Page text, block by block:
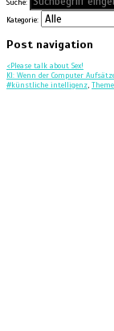
Suche:
Kategorie:
Post navigation
<Please talk about Sex!
KI: Wenn der Computer
#künstliche intelligenz,